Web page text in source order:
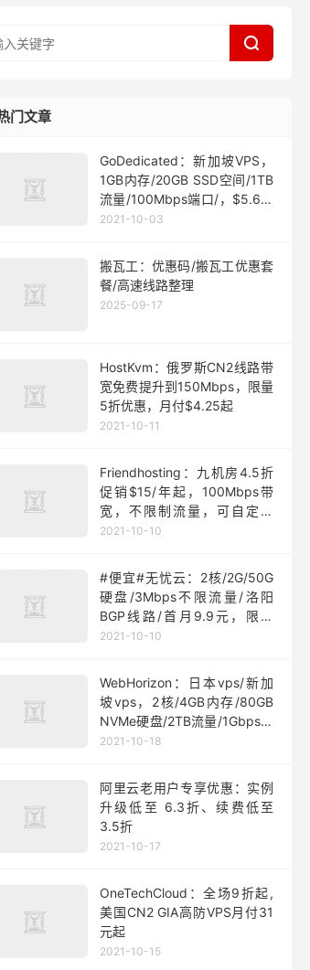

门文章
GoDedicated：新加坡VPS，
1GB内存/20GB SSD空间/1TB
流量/100Mbps端口/，$5.63/
月起
2021-10-03
搬瓦工：优惠码/搬瓦工优惠套
餐/高速线路整理
2025-09-17
HostKvm：俄罗斯CN2线路带
宽免费提升到150Mbps，限量
5折优惠，月付$4.25起
2021-10-11
Friendhosting：九机房4.5折
促销$15/年起，100Mbps带
宽，不限制流量，可自定义
ISO
2021-10-10
#便宜#无忧云：2核/2G/50G
硬盘/3Mbps不限流量/洛阳
BGP线路/首月9.9元，限量
200台
2021-10-10
WebHorizon：日本vps/新加
坡vps，2核/4GB内存/80GB
NVMe硬盘/2TB流量/1Gbps端
口，$5/月起
2021-10-18
阿里云老用户专享优惠：实例
升级低至 6.3折、续费低至
3.5折
2021-10-17
OneTechCloud：全场9折起,
美国CN2 GIA高防VPS月付31
元起
2021-10-15